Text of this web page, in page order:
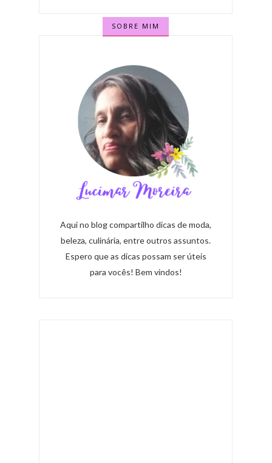
SOBRE MIM
Aqui no blog compartilho dicas de moda,
beleza, culinária, entre outros assuntos.
Espero que as dicas possam ser úteis
para vocês! Bem vindos!